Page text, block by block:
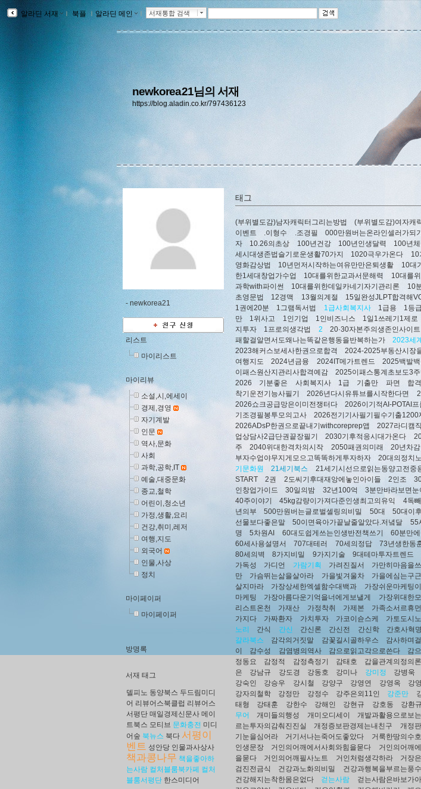
알라딘 서재 ｌ 북플 ｌ 알라딘 메인 ｌ 서재통합 검색
newkorea21님의 서재
https://blog.aladin.co.kr/797436123
- newkorea21
리스트
마이리스트
마이리뷰
소설,시,에세이
경제,경영
자기계발
인문
역사,문화
사회
과학,공학,IT
예술,대중문화
종교,철학
어린이,청소년
가정,생활,요리
건강,취미,레저
여행,지도
외국어
인물,사상
정치
마이페이퍼
마이페이퍼
방명록
서재 태그
델피노 동양북스 두드림미디
어 리뷰어스북클럽 리뷰어스
서평단 매일경제신문사 메이
트북스 모티브 문화충전 미디
어숲 북뉴스 북다 서평이
벤트 성안당 인물과사상사
책과콩나무 책을좋아하
는사람 컬처블룸북카페 컬처
블룸서평단 한스미디어
태그
(부위별도감)남자캐릭터그리는방법 (부위별도감)여자캐
이벤트
.이형수 .조경필 000만원버는온라인셀러가되
자
10.26의초상 100년건강 100년인생달력 100년체
세시대생존법슬기로운생활70가지
1020극우가온다 10
영화감상법
10년먼저시작하는여유만만은퇴생활 10대
한1세대창업가수업
10대를위한교과서문해력 10대를
과학with파이썬
10대를위한데일카네기자기관리론 10
초영문법
12경맥 13월의계절 15일완성JLPT합격해
1권에20분
1그램독서법 1급사회복지사 1급용 1등
만
1위사고 1인기업 1인비즈니스 1일1쓰레기1제로
지투자
1프로의생각법 2 20·30자본주의생존인사이트
패할걸알면서도왜나는똑같은행동을반복하는가
2023세
2023해커스보세사한권으로합격
2024-2025부동산시장
여행지도
2024년금융 2024IT메가트렌드 2025백발
이패스원산지관리사합격예감
2025이패스통계초보도3
2026 기분좋은 사회복지사 1급 기출만 파면 합격
착기운전기능사필기
2026년다시유튜브를시작한다면
2026쇼크공급망은이미전쟁터다
2026이기적AI-POTAI
기조경필봉투모의고사
2026전기기사필기필수기출1200
2026ADsP한권으로끝내기withcoreprep앱
2027라디캠
업상담사2급단권끝장필기
2030기후적응시대가온다
주
2040위대한격차의시작 2050패권의미래 20년차
부자수업야무지게모으고똑똑하게투자하자
20대의정치
기문화원
21세기북스 21세기시선으로읽는동양고전중
START
2권 2도씨기후대재앙에놓인아이들 2인조
인창업가이드
30일의밤 32년100억 3분만바라보면
40주이야기
45kg감량이가져다준인생최고의유익 4독빼
년의부
500만원버는글로벌셀링의비밀 50대 50대이후
선물보다좋은말
50이면육아가끝날줄알았다.저녘달 55
명
5차원AI 60대도쉽게쓰는인생반전책쓰기 60분만
60세사용설명서
707대테러 70세의정답 73년생한동
80세의벽
8가지비밀 9가지기술 9대테마투자트렌드
가독성
가디언 가람기획 가려진질서 가만히마음을
만
가슴뛰는삶을살아라 가을빛겨울차 가을에심는구
살지마라
가장상세한엑셀함수대백과 가장쉬운마케팅
마케팅
가장아름다운기억을너에게보낼게 가장위대한
리스트온천
가재산 가정착취 가제본 가족소서르휴
가지다
가짜환자 가치투자 가코이슌스케 가토도시노
노리
간식 간신 간신론 간신전 간신학 간호사혁
갈라북스
감각의거짓말 감꽃길시골하우스 감사하며
이
감수성 감염병의역사 감으로읽고각으로쓴다 감
정동요
감정적 감정측정기 감태호 갑을관계의정의론
은
강남규 강도경 강동호 강미나 강미정 강병욱
강숙인
강승우 강시철 강양구 강영연 강영옥 강
강자의철학
강정만 강정수 강주은외11인 강준만
태형
강태훈 강한수 강해인 강현규 강호동 강환규
무어
개미들의행성 개미오디세이 개발과활용으로보
르는투자의감춰진진실
개정증보판경제는내친구 개정판
기눈을심어라
거기서나는죽어도좋았다 거룩한땅의수
인생문장
거인의어깨에서사회와힘을묻다 거인의어깨
을묻다
거인의어깨필사노트 거인처럼생각하라 거장
검진전금식
건강과노화의비밀 건강과행복을부르는풍
건강해지는착한몸은없다
걷는사람 걷는사람은바보가